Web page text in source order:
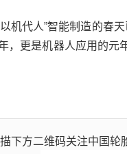
代人”智能制造的春天
更是机器人应用的元
下方二维码关注中国轮